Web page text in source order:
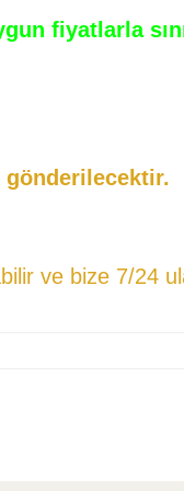
fiyatlarla
gönderilecektir.
ve bize 7/24